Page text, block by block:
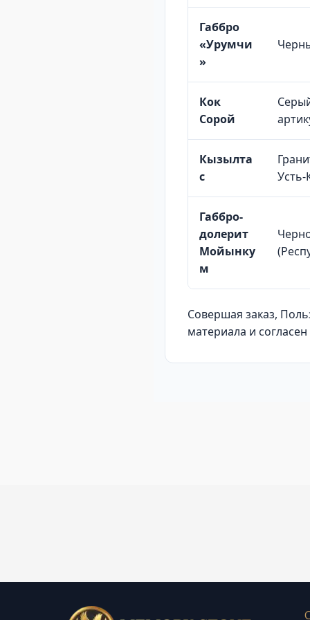
Габбро
«Урумчи
»
Кок
Сорой
Кызылта
с
Усть-
Габбро-
долерит
Мойынку
м
Совершая заказ,
материала и